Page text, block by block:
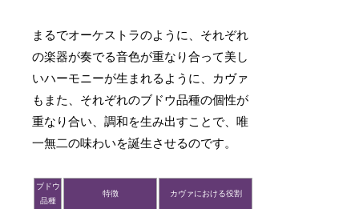
まるでオーケストラのように、それぞれ
の楽器が奏でる音色が重なり合って美し
いハーモニーが生まれるように、カヴァ
もまた、それぞれのブドウ品種の個性が
重なり合い、調和を生み出すことで、唯
一無二の味わいを誕生させるのです。
ブドウ
品種
特徴 カヴァにおける役割